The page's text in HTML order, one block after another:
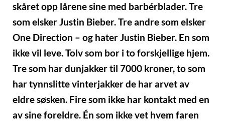
skåret opp lårene sine med barbérblader. Tre
som elsker Justin Bieber. Tre andre som elsker
One Direction – og hater Justin Bieber. En som
ikke vil leve. Tolv som bor i to forskjellige hjem.
Tre som har dunjakker til 7000 kroner, to som
har tynnslitte vinterjakker de har arvet av
eldre søsken. Fire som ikke har kontakt med en
av sine foreldre. Én som ikke vet hvem faren